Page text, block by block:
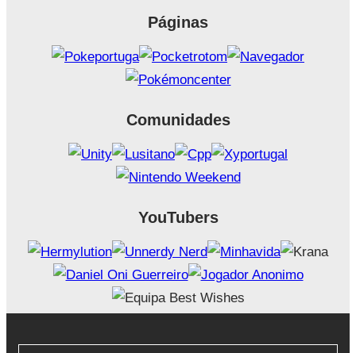
Páginas
Comunidades
YouTubers